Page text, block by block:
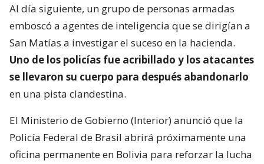
Al día siguiente, un grupo de personas armadas
emboscó a agentes de inteligencia que se dirigían a
San Matías a investigar el suceso en la hacienda.
Uno de los policías fue acribillado y los atacantes
se llevaron su cuerpo para después abandonarlo
en una pista clandestina.
El Ministerio de Gobierno (Interior) anunció que la
Policía Federal de Brasil abrirá próximamente una
oficina permanente en Bolivia para reforzar la lucha